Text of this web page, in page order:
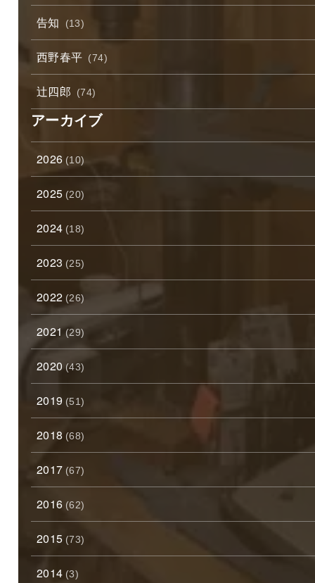
告知 (13)
西野春平 (74)
辻四郎 (74)
アーカイブ
2026 (10)
2025 (20)
2024 (18)
2023 (25)
2022 (26)
2021 (29)
2020 (43)
2019 (51)
2018 (68)
2017 (67)
2016 (62)
2015 (73)
2014 (3)